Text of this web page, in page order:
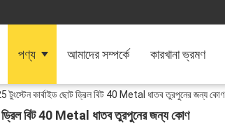
পণ্য আমাদের সম্পর্কে কারখানা ভ্রমণ
টুংস্টেন কার্বাইড ছোট ড্রিল বিট 40 Metal ধাতব তুরপুনের জন্য কোণ
ড্রিল বিট 40 Metal ধাতব তুরপুনের জন্য কোণ